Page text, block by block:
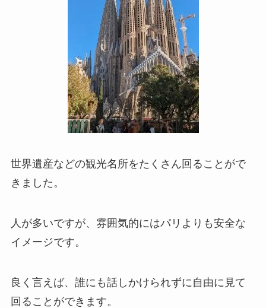
世界遺産などの観光名所をたくさん回ることがで
きました。
人が多いですが、雰囲気的にはパリよりも安全な
イメージです。
良く言えば、誰にも話しかけられずに自由に見て
回ることができます。